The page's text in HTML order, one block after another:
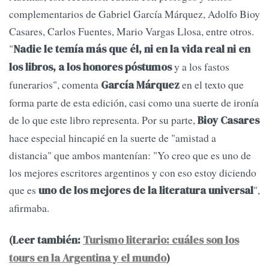
complementarios de Gabriel García Márquez, Adolfo Bioy
Casares, Carlos Fuentes, Mario Vargas Llosa, entre otros.
"Nadie le temía más que él, ni en la vida real ni en
los libros, a los honores póstumosy a los fastos
funerarios", comenta García Márquezen el texto que
forma parte de esta edición, casi como una suerte de ironía
de lo que este libro representa. Por su parte,Bioy Casares
hace especial hincapié en la suerte de "amistad a
distancia" que ambos mantenían: "Yo creo que es uno de
los mejores escritores argentinos y con eso estoy diciendo
que es uno de los mejores de la literatura universal",
afirmaba.
(Leer también: Turismo literario: cuáles son los
tours en la Argentina y el mundo)